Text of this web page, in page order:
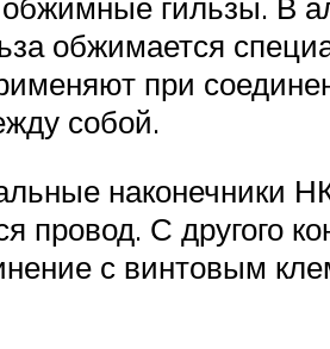
обжимается
при
собой.
наконечники
С другого
с винтовым